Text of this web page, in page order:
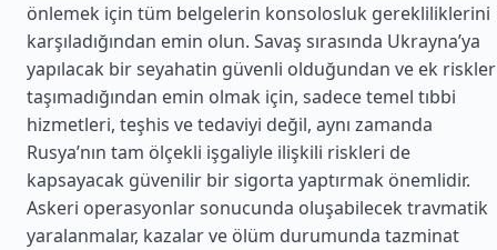
önlemek için tüm belgelerin konsolosluk gerekliliklerini
karşıladığından emin olun. Savaş sırasında Ukrayna’ya
yapılacak bir seyahatin güvenli olduğundan ve ek riskler
taşımadığından emin olmak için, sadece temel tıbbi
hizmetleri, teşhis ve tedaviyi değil, aynı zamanda
Rusya’nın tam ölçekli işgaliyle ilişkili riskleri de
kapsayacak güvenilir bir sigorta yaptırmak önemlidir.
Askeri operasyonlar sonucunda oluşabilecek travmatik
yaralanmalar, kazalar ve ölüm durumunda tazminat